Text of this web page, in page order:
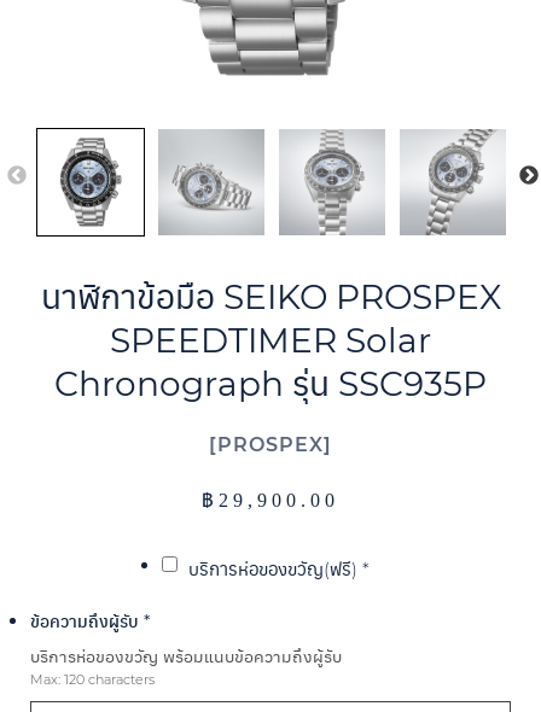
นาฬิกาข้อมือ SEIKO PROSPEX
SPEEDTIMER Solar
Chronograph รุ่น SSC935P
฿ 29,900.00
PROSPEX
บริการห่อของขวัญ(ฟรี) *
ข้อความถึงผู้รับ *
บริการห่อของขวัญ พร้อมแนบข้อความถึงผู้รับ
Max: 120 characters